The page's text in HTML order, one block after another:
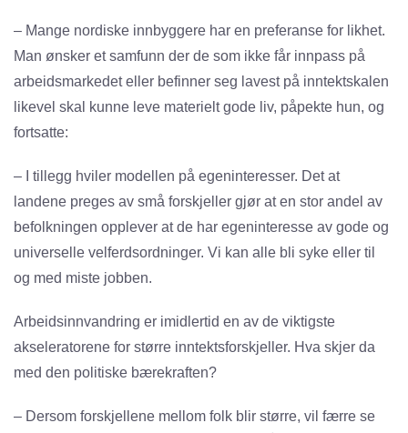
– Mange nordiske innbyggere har en preferanse for likhet.
Man ønsker et samfunn der de som ikke får innpass på
arbeidsmarkedet eller befinner seg lavest på inntektskalen
likevel skal kunne leve materielt gode liv, påpekte hun, og
fortsatte:
– I tillegg hviler modellen på egeninteresser. Det at
landene preges av små forskjeller gjør at en stor andel av
befolkningen opplever at de har egeninteresse av gode og
universelle velferdsordninger. Vi kan alle bli syke eller til
og med miste jobben.
Arbeidsinnvandring er imidlertid en av de viktigste
akseleratorene for større inntektsforskjeller. Hva skjer da
med den politiske bærekraften?
– Dersom forskjellene mellom folk blir større, vil færre se